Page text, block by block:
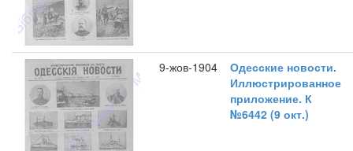
9-жов-1904
Одесские новости.
Иллюстрированное
приложение. К
№6442 (9 окт.)